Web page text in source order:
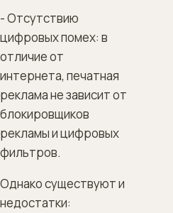
- Отсутствию
цифровых помех: в
отличие от
интернета, печатная
реклама не зависит от
блокировщиков
рекламы и цифровых
фильтров.
Однако существуют и
недостатки: